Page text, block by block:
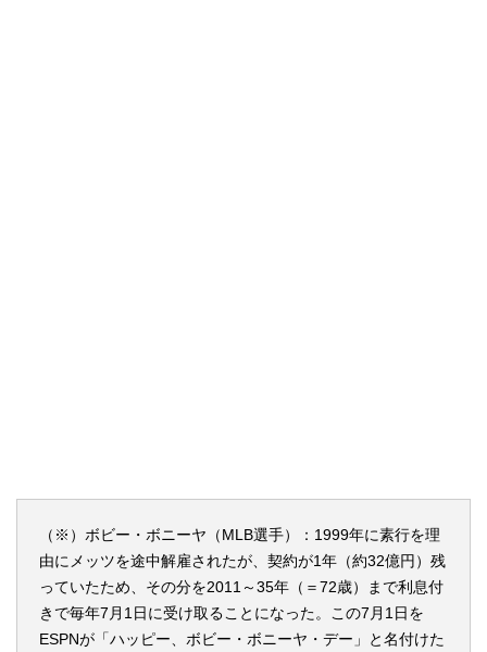
（※）ボビー・ボニーヤ（MLB選手）：1999年に素行を理
由にメッツを途中解雇されたが、契約が1年（約32億円）残
っていたため、その分を2011～35年（＝72歳）まで利息付
きで毎年7月1日に受け取ることになった。この7月1日を
ESPNが「ハッピー、ボビー・ボニーヤ・デー」と名付けた